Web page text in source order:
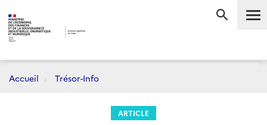
Accueil Trésor-Info
ARTICLE